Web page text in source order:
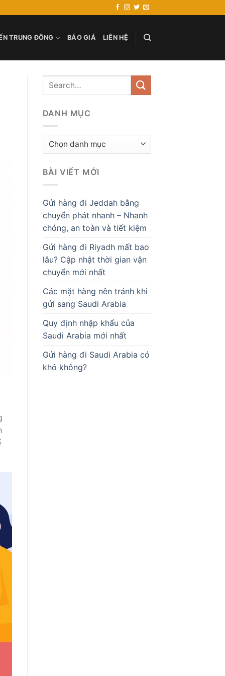
TRUNG ĐÔNG BÁO GIÁ LIÊN HỆ
DANH MỤC
Danh
mục
BÀI VIẾT MỚI
Gửi hàng đi Jeddah bằng
chuyển phát nhanh – Nhanh
chóng, an toàn và tiết kiệm
Gửi hàng đi Riyadh mất bao
lâu? Cập nhật thời gian vận
chuyển mới nhất
Các mặt hàng nên tránh khi
gửi sang Saudi Arabia
Quy định nhập khẩu của
Saudi Arabia mới nhất
Gửi hàng đi Saudi Arabia có
khó không?